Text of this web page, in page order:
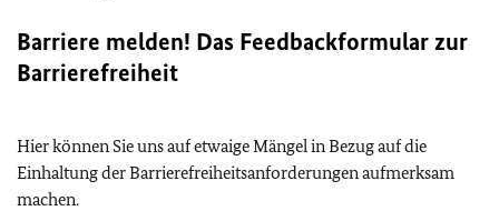
Barriere melden! Das Feedbackformular zur
Barrierefreiheit
Hier können Sie uns auf etwaige Mängel in Bezug auf die
Einhaltung der Barrierefreiheitsanforderungen aufmerksam
machen.